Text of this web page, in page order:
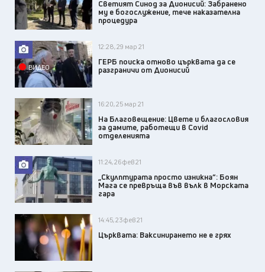
Светият Синод за Дионисий: Забранено
му е богослужение, тече наказателна
процедура
ВИДЕО
12:28, 29 мар 21
ГЕРБ поиска отново църквата да се
разграничи от Дионисий
16:20, 25 мар 21
На Благовещение: Цвете и благословия
за дамите, работещи в Covid
отделенията
11:24, 26 фев 21
„Скулптурата просто изникна“: Боян
Мага се превръща във вълк в Морската
гара
14:45, 23 фев 21
Църквата: Ваксинирането не е грях